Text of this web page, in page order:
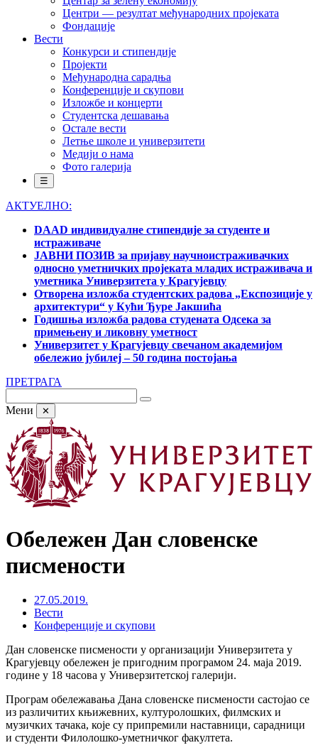
Центри — резултат међународних пројеката
Фондације
Вести
Конкурси и стипендије
Пројекти
Међународна сарадња
Конференције и скупови
Изложбе и концерти
Студентска дешавања
Остале вести
Летње школе и универзитети
Медији о нама
Фото галерија
☰
АКТУЕЛНО:
DAAD индивидуалне стипендије за студенте и
истраживаче
ЈАВНИ ПОЗИВ за пријаву научноистраживачких
односно уметничких пројеката младих истраживача и
уметника Универзитета у Крагујевцу
Отворена изложба студентских радова „Експозиције у
архитектури“ у Кући Ђуре Јакшића
Годишња изложба радова студената Одсека за
примењену и ликовну уметност
Универзитет у Крагујевцу свечаном академијом
обележио јубилеј – 50 година постојања
ПРЕТРАГА
Мени ✕
Обележен Дан словенске
писмености
27.05.2019.
Вести
Конференције и скупови
Дан словенске писмености у организацији Универзитета у
Крагујевцу обележен је пригодним програмом 24. маја 2019.
године у 18 часова у Универзитетској галерији.
Програм обележавања Дана словенске писмености састојао се
из различитих књижевних, културолошких, филмских и
музичких тачака, које су припремили наставници, сарадници
и студенти Филолошко-уметничког факултета.